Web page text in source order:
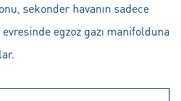
sekonder havanın sadece
egzoz gazı manifolduna